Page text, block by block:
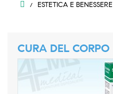
ESTETICA E BENESSERE
CURA DEL CORPO